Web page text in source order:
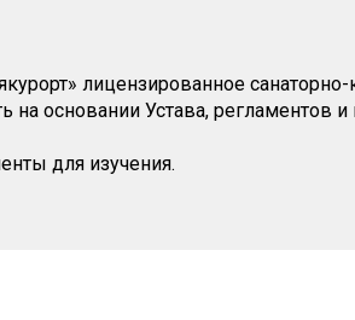
лицензированное
на основании Устава, регламентов и
для изучения.